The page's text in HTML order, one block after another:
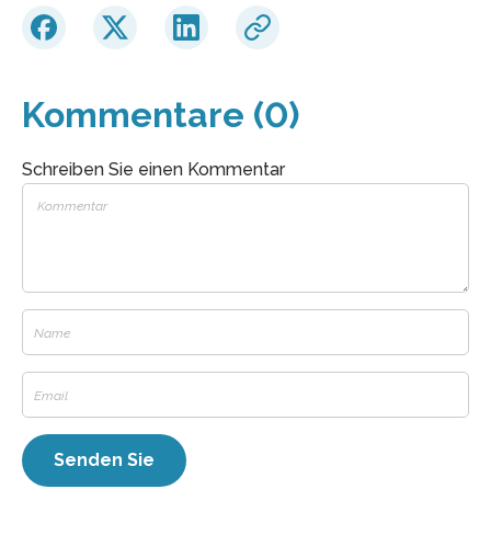
Kommentare (0)
Schreiben Sie einen Kommentar